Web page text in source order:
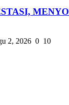
2, 2026 0 10